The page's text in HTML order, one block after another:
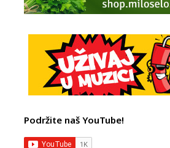
Podržite naš YouTube!